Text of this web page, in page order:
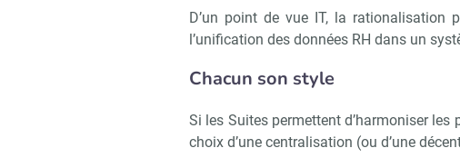
D’un point de vue IT, la rationalisation
l’unification des données RH dans un
Chacun son style
Si les Suites permettent d’harmoniser
choix d’une centralisation (ou d’une